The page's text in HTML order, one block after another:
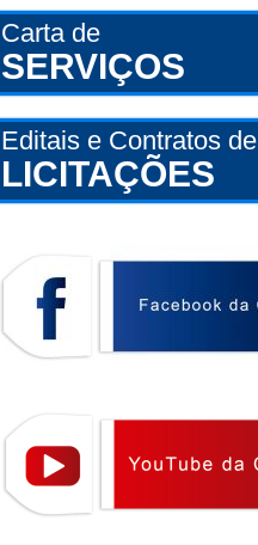
Carta de
SERVIÇOS
Editais e Contratos de
LICITAÇÕES